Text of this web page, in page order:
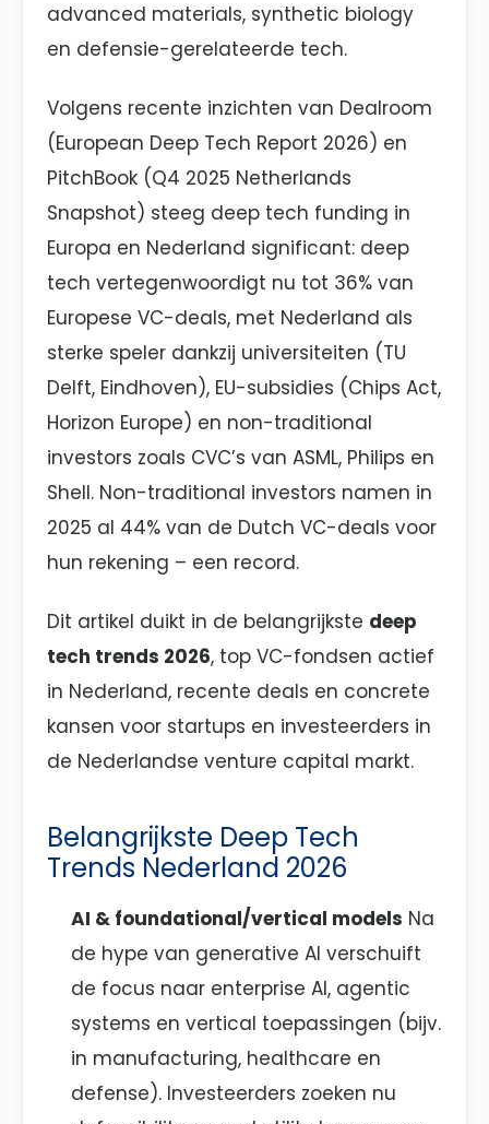
advanced materials, synthetic biology
en defensie-gerelateerde tech.
Volgens recente inzichten van Dealroom
(European Deep Tech Report 2026) en
PitchBook (Q4 2025 Netherlands
Snapshot) steeg deep tech funding in
Europa en Nederland significant: deep
tech vertegenwoordigt nu tot 36% van
Europese VC-deals, met Nederland als
sterke speler dankzij universiteiten (TU
Delft, Eindhoven), EU-subsidies (Chips Act,
Horizon Europe) en non-traditional
investors zoals CVC’s van ASML, Philips en
Shell. Non-traditional investors namen in
2025 al 44% van de Dutch VC-deals voor
hun rekening – een record.
Dit artikel duikt in de belangrijkste deep
tech trends 2026, top VC-fondsen actief
in Nederland, recente deals en concrete
kansen voor startups en investeerders in
de Nederlandse venture capital markt.
Belangrijkste Deep Tech
Trends Nederland 2026
AI & foundational/vertical models Na
de hype van generative AI verschuift
de focus naar enterprise AI, agentic
systems en vertical toepassingen (bijv.
in manufacturing, healthcare en
defense). Investeerders zoeken nu